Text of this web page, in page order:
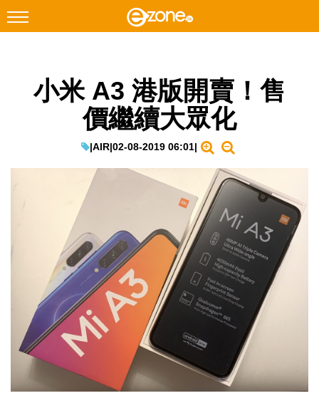
Facebook Instagram
遊戲動漫
生成式AI與雲端應用
Enterprise Digital Transformation
特集
小米 A3 港版開賣！售
價繼續大眾化
|AIR|02-08-2019 06:01|